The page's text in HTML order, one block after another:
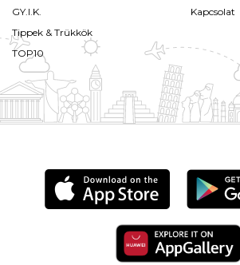
GY.I.K.
Tippek & Trükkök
TOP10
Kapcsolat